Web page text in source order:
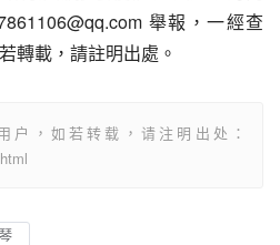
舉報，一經查
轉載，請註明出處。
户，如若转载，请注明出处：